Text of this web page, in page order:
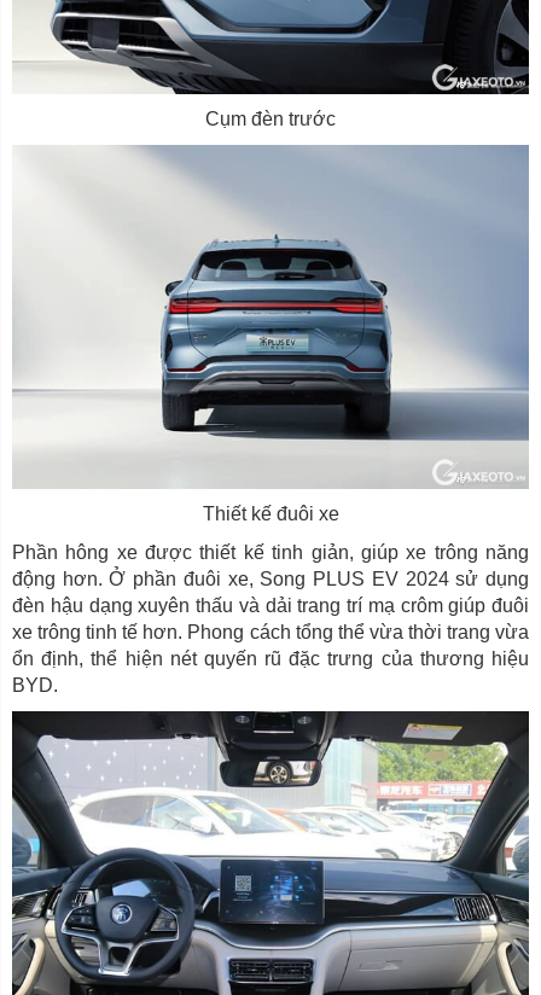
Cụm đèn trước
Thiết kế đuôi xe
Phần hông xe được thiết kế tinh giản, giúp xe trông năng
động hơn. Ở phần đuôi xe, Song PLUS EV 2024 sử dụng
đèn hậu dạng xuyên thấu và dải trang trí mạ crôm giúp đuôi
xe trông tinh tế hơn. Phong cách tổng thể vừa thời trang vừa
ổn định, thể hiện nét quyến rũ đặc trưng của thương hiệu
BYD.